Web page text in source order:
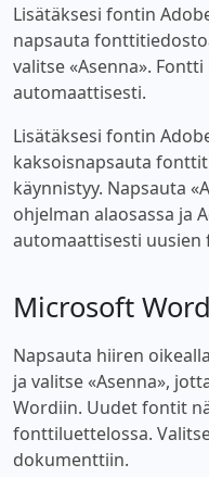
Lisätäksesi fontin
napsauta
valitse «Asenna».
automaattisesti.
Lisätäksesi fontin
kaksoisnapsauta
käynnistyy. Napsauta
ohjelman alaosassa ja
automaattisesti uusien
Microsoft Word
Napsauta hiiren
ja valitse «Asenna»,
Wordiin. Uudet fontit
fonttiluettelossa.
dokumenttiin.